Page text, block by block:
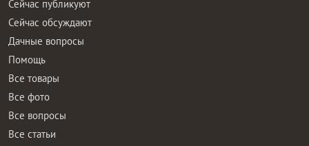
Сейчас публикуют
Сейчас обсуждают
Дачные вопросы
Помощь
Все товары
Все фото
Все вопросы
Все статьи